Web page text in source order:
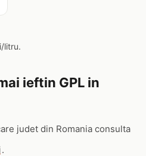
litru.
ieftin GPL in
judet din Romania consulta
.